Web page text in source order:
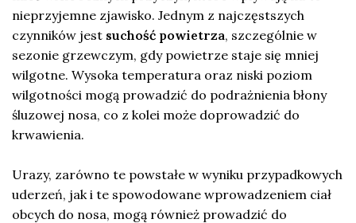
nieprzyjemne zjawisko. Jednym z najczęstszych
czynników jest suchość powietrza, szczególnie w
sezonie grzewczym, gdy powietrze staje się mniej
wilgotne. Wysoka temperatura oraz niski poziom
wilgotności mogą prowadzić do podrażnienia błony
śluzowej nosa, co z kolei może doprowadzić do
krwawienia.
Urazy, zarówno te powstałe w wyniku przypadkowych
uderzeń, jak i te spowodowane wprowadzeniem ciał
obcych do nosa, mogą również prowadzić do